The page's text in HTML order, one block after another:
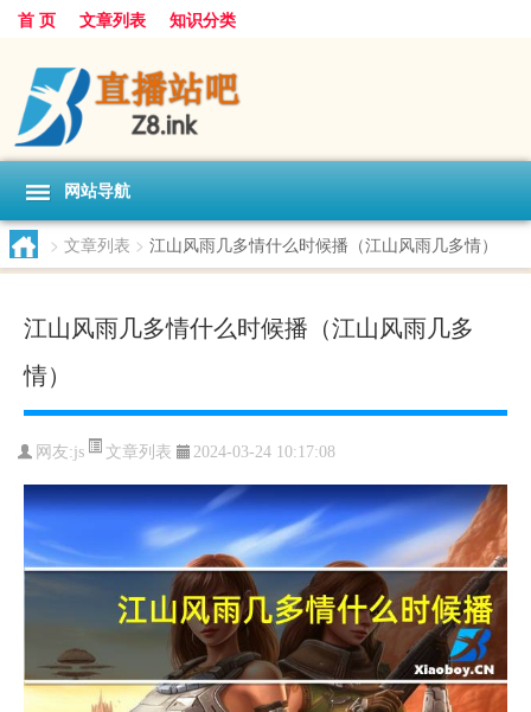
首 页 文章列表 知识分类
网站导航
> 文章列表 > 江山风雨几多情什么时候播（江山风雨几多情）
江山风雨几多情什么时候播（江山风雨几多
情）
网友:js 文章列表 2024-03-24 10:17:08